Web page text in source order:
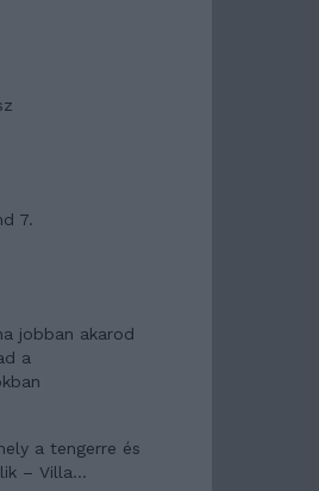
7.
jobban akarod
a
a tengerre és
– Villa...